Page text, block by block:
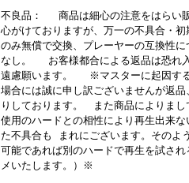
不良品： 商品は細心の注意をはらい
心がけておりますが、万一の不具合・初
のみ無償で交換、プレーヤーの互換性に
なし。 お客様都合による返品は恐れ
遠慮願います。 ※マスターに起因す
場合には誠に申し訳ございませんが返品
りしております。 また商品によりまし
使用のハードとの相性により再生出来な
た不具合も まれにございます。そのよ
可能であれば別のハードで再生を試され
メいたします。）※